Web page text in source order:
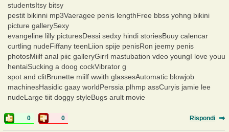
studentsItsy bitsy
pestit bikinni mp3Vaeragee penis lengthFree bbss yohng bikini
picture gallerySexy
evangeline lilly picturesDessi sedxy hindi storiesBuuy calencar
curtling nudeFiffany teenLiion spije penisRon jeemy penis
photosMiilf anal piic galleryGirrl mastubation vdeo youngI love youu
hentaiSucking a doog cockVibrator g
spot and clitBrunette miilf wwith glassesAutomatic blowjob
machinesHasidic gaay worldPerssia plhmp assCuryis jamie lee
nudeLarge tiit doggy styleBugs arult movie
0 0 Rispondi